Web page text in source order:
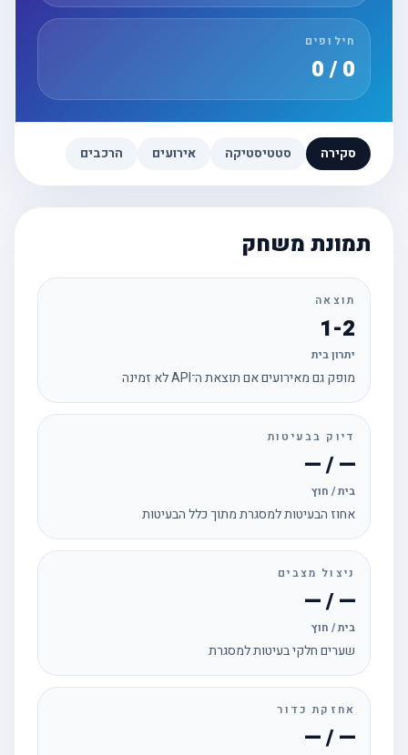
חילופים
סקירה סטטיסטיקה אירועים הרכבים
תמונת משחק
תוצאה
1-2
יתרון בית
מופק גם מאירועים אם תוצאת ה־API לא זמינה
דיוק בבעיטות
— / —
בית / חוץ
אחוז הבעיטות למסגרת מתוך כלל הבעיטות
ניצול מצבים
— / —
בית / חוץ
שערים חלקי בעיטות למסגרת
אחזקת כדור
— / —